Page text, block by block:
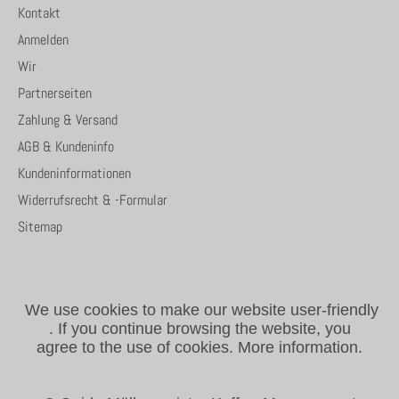
Kontakt
Anmelden
Wir
Partnerseiten
Zahlung & Versand
AGB & Kundeninfo
Kundeninformationen
Widerrufsrecht & -Formular
Sitemap
We use cookies to make our website user-friendly
. If you continue browsing the website, you
agree to the use of cookies. More information.